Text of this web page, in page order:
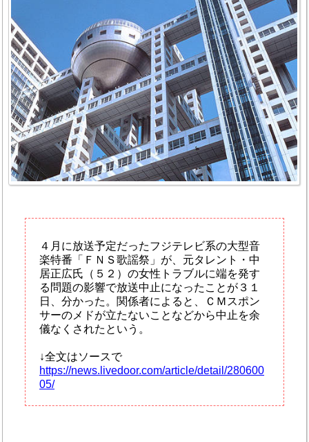
４月に放送予定だったフジテレビ系の大型音
楽特番「ＦＮＳ歌謡祭」が、元タレント・中
居正広氏（５２）の女性トラブルに端を発す
る問題の影響で放送中止になったことが３１
日、分かった。関係者によると、ＣＭスポン
サーのメドが立たないことなどから中止を余
儀なくされたという。
↓全文はソースで
https://news.livedoor.com/article/detail/280600
05/